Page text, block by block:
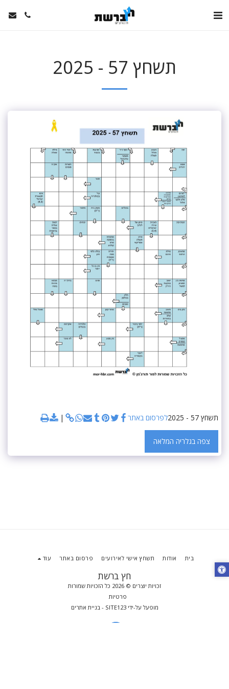
תשחץ 57 - 2025
תשחץ 57 - 2025 לפרסום באתר
צפה בגלריה המלאה
חץ ברשת
זכויות יוצרים © 2026 כל הזכויות שמורות
פרטיות
מופעל על-ידיSITE123
- בניית אתרים
בית אודות תשחץ אישי לאירועים פרסום באתר עוד